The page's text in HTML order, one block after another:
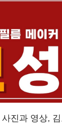
진과 영상,